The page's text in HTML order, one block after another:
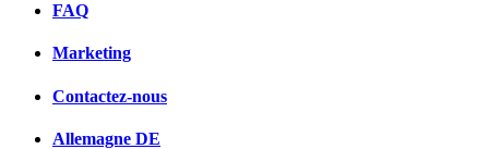
FAQ
Marketing
Contactez-nous
Allemagne DE